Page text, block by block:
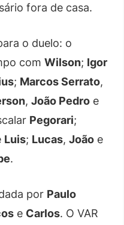
fora de casa.
o duelo: o
com Wilson; Igor
; Marcos Serrato,
, João Pedro e
Pegorari;
Luis; Lucas, João e
.
por Paulo
e Carlos. O VAR